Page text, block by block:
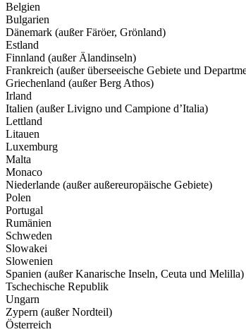
Belgien
Bulgarien
Dänemark (außer Färöer, Grönland)
Estland
Finnland (außer Älandinseln)
Frankreich (außer überseeische Gebiete und
Griechenland (außer Berg Athos)
Irland
Italien (außer Livigno und Campione d’Italia)
Lettland
Litauen
Luxemburg
Malta
Monaco
Niederlande (außer außereuropäische Gebiete)
Polen
Portugal
Rumänien
Schweden
Slowakei
Slowenien
Spanien (außer Kanarische Inseln, Ceuta und Melilla)
Tschechische Republik
Ungarn
Zypern (außer Nordteil)
Österreich